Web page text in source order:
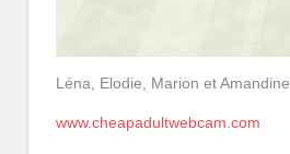
Léna, Elodie, Marion et Amandine
www.cheapadultwebcam.com